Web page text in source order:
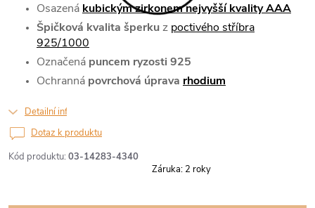
Kód produktu: 03-14283-4340
Osazená kubickým zirkonem nejvyšší kvality AAA
Špičková kvalita šperkuz poctivého stříbra
925/1000
Označená puncem ryzosti 925
Ochranná povrchová úprava rhodium
Detailní informace
Dotaz k produktu
Záruka: 2 roky